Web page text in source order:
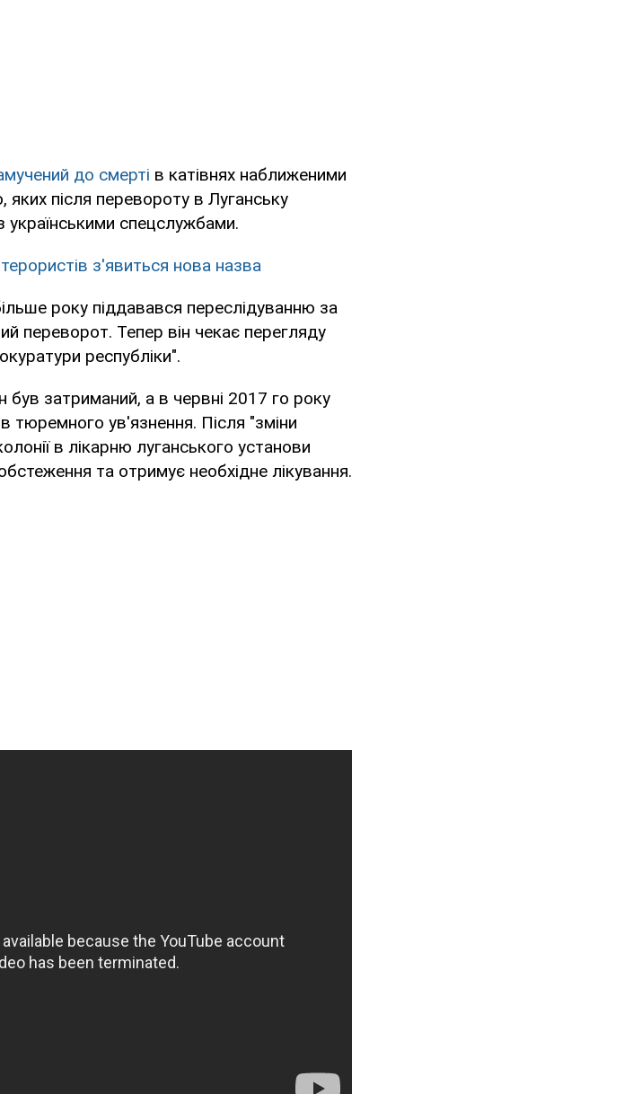
до смерті в катівнях наближеними
після перевороту в Луганську
українськими спецслужбами.
з'явиться нова назва
року піддавався переслідуванню за
Тепер він чекає перегляду
республіки".
був затриманий, а в червні 2017 го року
ув'язнення. Після "зміни
в лікарню луганського установи
та отримує необхідне лікування.